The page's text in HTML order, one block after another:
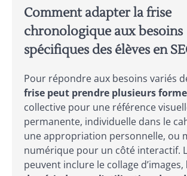
Comment adapter la frise
chronologique aux besoins
spécifiques des élèves en
Pour répondre aux besoins variés
frise peut prendre plusieurs
collective pour une référence
permanente, individuelle dans le
une appropriation personnelle, ou
numérique pour un côté interactif.
peuvent inclure le collage d’images,